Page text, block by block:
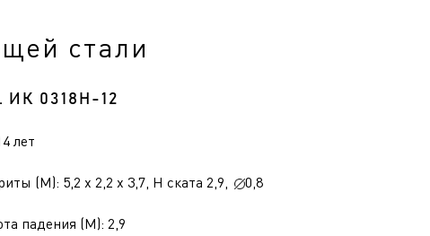
стали
ИК 0318Н-12
лет
(М): 5,2 x 2,2 x 3,7, H ската 2,9, 0,8
падения (М): 2,9